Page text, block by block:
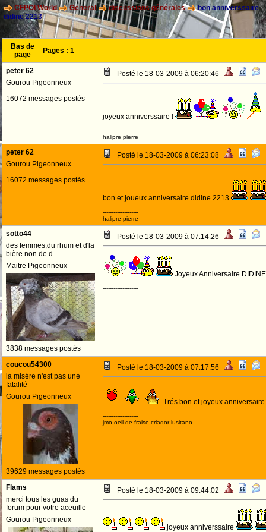
CFPOI World General discussions générales
bon anniverssaire
didine 2213
Bas de
page
Pages : 1
peter 62
Gourou Pigeonneux
16072 messages postés
Posté le 18-03-2009 à 06:20:46
joyeux anniverssaire !
--------------------
halipre pierre
peter 62
Gourou Pigeonneux
16072 messages postés
Posté le 18-03-2009 à 06:23:08
bon et joueux anniversaire didine 2213
--------------------
halipre pierre
sotto44
des femmes,du rhum et d'la
bière non de d..
Maitre Pigeonneux
3838 messages postés
Posté le 18-03-2009 à 07:14:26
Joyeux Anniversaire
--------------------
coucou54300
la misére n'est pas une
fatalité
Gourou Pigeonneux
39629 messages postés
Posté le 18-03-2009 à 07:17:56
Trés bon et joyeux anniversaire
--------------------
jmo oeil de fraise,criador lusitano
Flams
merci tous les guas du
forum pour votre aceuille
Gourou Pigeonneux
Posté le 18-03-2009 à 09:44:02
joyeux anniverssaire